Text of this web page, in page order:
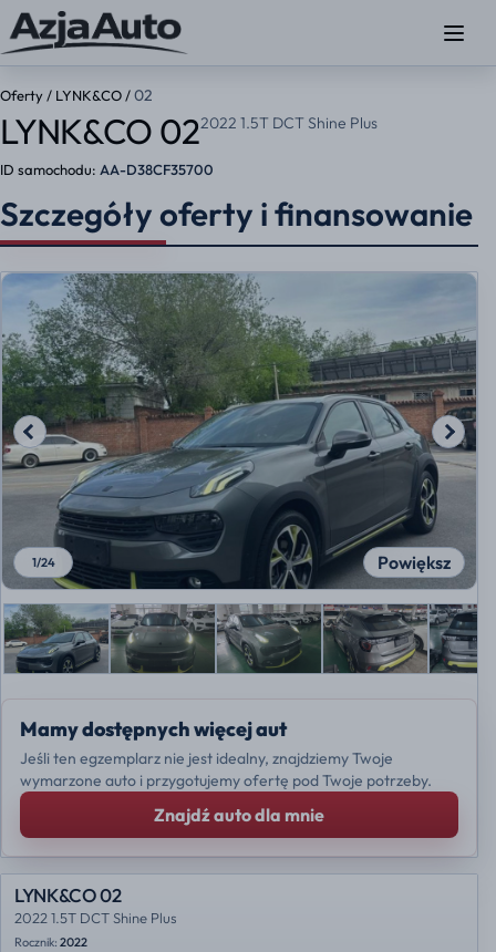
Oferty / LYNK&CO /02
LYNK&CO 022022 1.5T DCT Shine Plus
ID samochodu: AA-D38CF35700
Szczegóły oferty i finansowanie
Powiększ
1/24
Mamy dostępnych więcej aut
Jeśli ten egzemplarz nie jest idealny, znajdziemy Twoje
wymarzone auto i przygotujemy ofertę pod Twoje potrzeby.
Znajdź auto dla mnie
LYNK&CO 02
2022 1.5T DCT Shine Plus
Rocznik: 2022